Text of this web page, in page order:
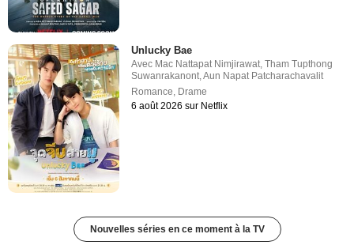
Unlucky Bae
Avec Mac Nattapat Nimjirawat,Tham Tupthong
Suwanrakanont,Aun Napat Patcharachavalit
Romance, Drame
6 août 2026 sur Netflix
Nouvelles séries en ce moment à la TV